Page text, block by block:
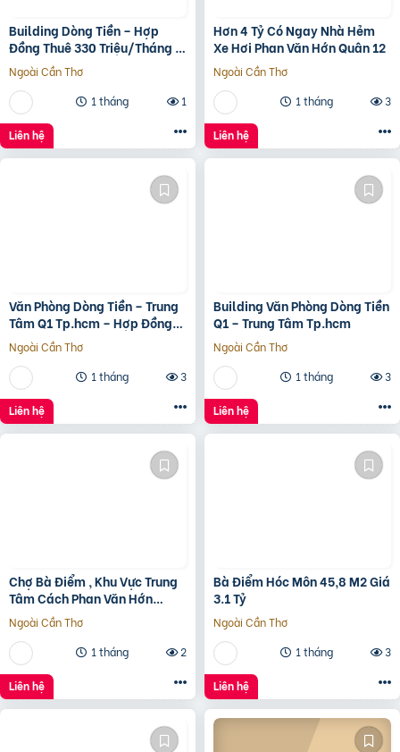
Building Dòng Tiền – Hợp
Đồng Thuê 330 Triệu/Tháng –
Quận 5, Tp.hcm -139Ty
Ngoài Cần Thơ
1 tháng
1
Liên hệ
Hơn 4 Tỷ Có Ngay Nhà Hẻm
Xe Hơi Phan Văn Hớn Quân 12
Ngoài Cần Thơ
1 tháng
3
Liên hệ
Văn Phòng Dòng Tiền – Trung
Tâm Q1 Tp.hcm – Hợp Đồng
Thuê 250 Triệu/Tháng – 115
Tỷ
Ngoài Cần Thơ
1 tháng
3
Liên hệ
Building Văn Phòng Dòng Tiền
Q1 – Trung Tâm Tp.hcm
Ngoài Cần Thơ
1 tháng
3
Liên hệ
Chợ Bà Điểm , Khu Vực Trung
Tâm Cách Phan Văn Hớn
100m
Ngoài Cần Thơ
1 tháng
2
Liên hệ
Bà Điểm Hóc Môn 45,8 M2 Giá
3.1 Tỷ
Ngoài Cần Thơ
1 tháng
3
Liên hệ